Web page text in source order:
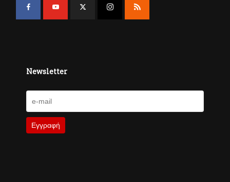
Newsletter